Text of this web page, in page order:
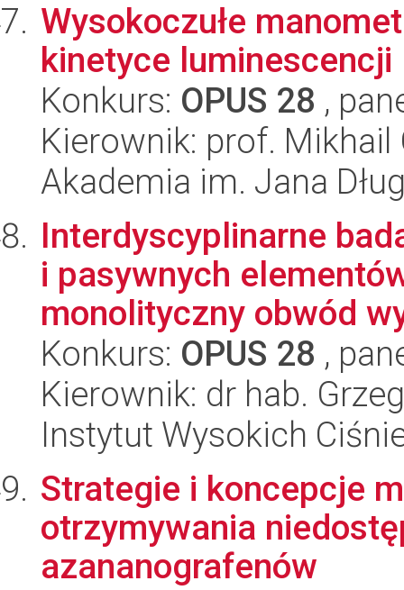
Wysokoczułe
kinetyce luminescencji
Konkurs: OPUS 28 ,
Kierownik: prof. Mikhail
Akademia im. Jana
Interdyscyplinarne
i pasywnych
monolityczny obwód
Konkurs: OPUS 28 ,
Kierownik: dr hab.
Instytut Wysokich
Strategie i koncepcje
otrzymywania
azananografenów